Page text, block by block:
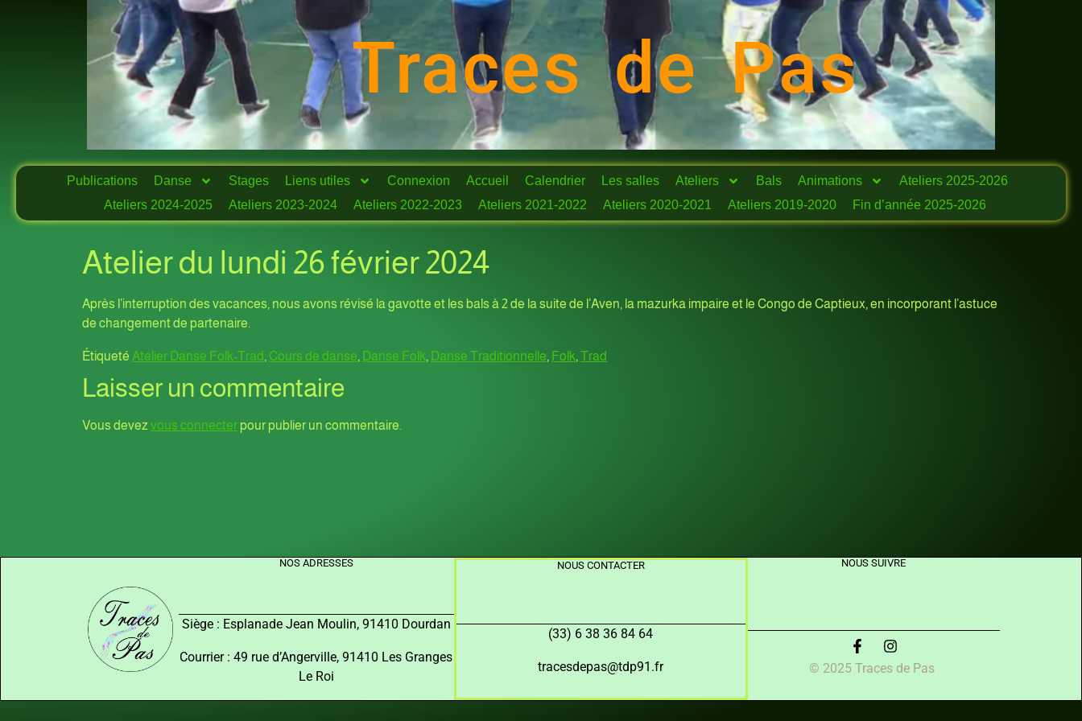
Traces de Pas
Publications Danse Stages Liens utiles Connexion Accueil Calendrier Les salles Ateliers Bals Animations
Ateliers 2025-2026
Ateliers 2024-2025
Ateliers 2023-2024 Ateliers 2022-2023 Ateliers 2021-2022 Ateliers 2020-2021 Ateliers 2019-2020 Fin d’année 2025-2026
Atelier du lundi 26 février 2024
Après l’interruption des vacances, nous avons révisé la gavotte et les bals à 2 de la suite de l’Aven, la mazurka impaire et le Congo de Captieux, en incorporant l’astuce
de changement de partenaire.
Étiqueté Atelier Danse Folk-Trad, Cours de danse, Danse Folk, Danse Traditionnelle, Folk, Trad
Laisser un commentaire
Vous devez vous connecter pour publier un commentaire.
NOS ADRESSES
Siège : Esplanade Jean Moulin, 91410 Dourdan
Courrier : 49 rue d’Angerville, 91410 Les Granges
Le Roi
NOUS CONTACTER
(33) 6 38 36 84 64
tracesdepas@tdp91.fr
NOUS SUIVRE
© 2025 Traces de Pas